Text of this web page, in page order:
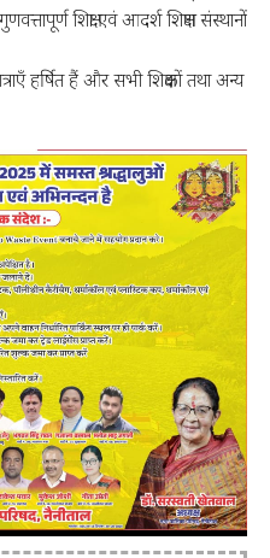
शिक्षा एवं आदर्श शिक्षण संस्थानों
हर्षित हैं और सभी शिक्षकों तथा अन्य